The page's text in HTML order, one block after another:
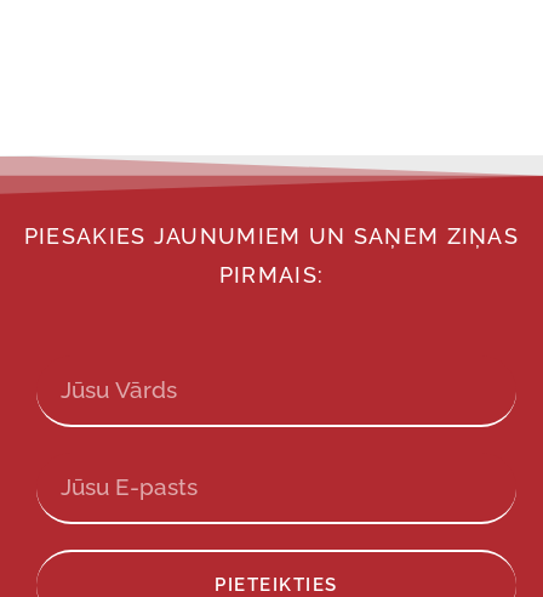
PIESAKIES JAUNUMIEM UN SAŅEM ZIŅAS
PIRMAIS:
PIETEIKTIES